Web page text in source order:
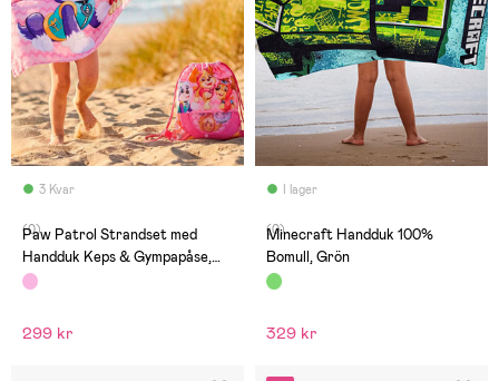
3 Kvar
(0)
Paw Patrol Strandset med
Handduk Keps & Gympapåse,
Rosa
299 kr
I lager
(0)
Minecraft Handduk 100%
Bomull, Grön
329 kr